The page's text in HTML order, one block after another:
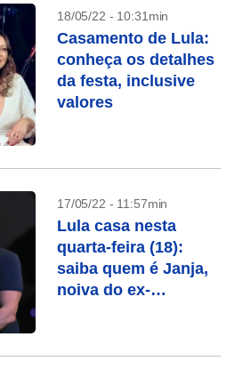
18/05/22 - 10:31min
Casamento de Lula:
conheça os detalhes
da festa, inclusive
valores
17/05/22 - 11:57min
Lula casa nesta
quarta-feira (18):
saiba quem é Janja,
noiva do ex-